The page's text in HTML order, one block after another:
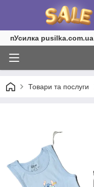
пУсилка pusilka.com.ua
Товари та послуги